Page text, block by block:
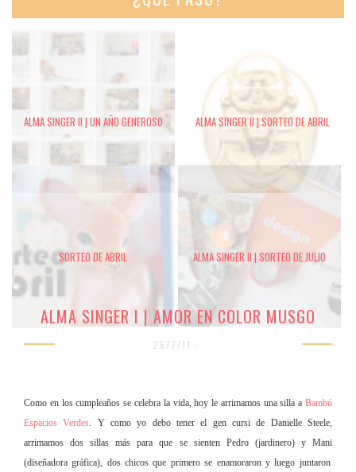
ALMA SINGER II | UN AÑO GENEROSO ALMA SINGER II | SORTEO DE ABRIL
SORTEO DE ABRIL ALMA SINGER II | SORTEO DE JULIO
ALMA SINGER I | AMOR EN COLOR MUSGO
26/7/11 -
Como en los cumpleaños se celebra la vida, hoy le arrimamos una silla a Bambú
Espacios Verdes. Y como yo debo tener el gen cursi de Danielle Steele,
arrimamos dos sillas más para que se sienten Pedro (jardinero) y Mani
(diseñadora gráfica), dos chicos que primero se enamoraron y luego juntaron